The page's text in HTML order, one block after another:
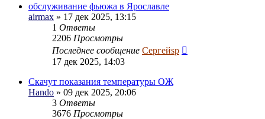
обслуживание фьюжа в Ярославле
airmax » 17 дек 2025, 13:15
1 Ответы
2206 Просмотры
Последнее сообщение Сергейsp
17 дек 2025, 14:03
Скачут показания температуры ОЖ
Hando » 09 дек 2025, 20:06
3 Ответы
3676 Просмотры